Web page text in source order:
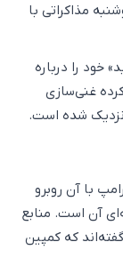
مذاکراتی با
خود را درباره
غنی‌سازی
نزدیک شده است.
با آن روبرو
آن است. منابع
که کمپین